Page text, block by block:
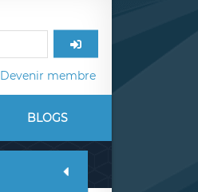
Devenir membre
BLOGS